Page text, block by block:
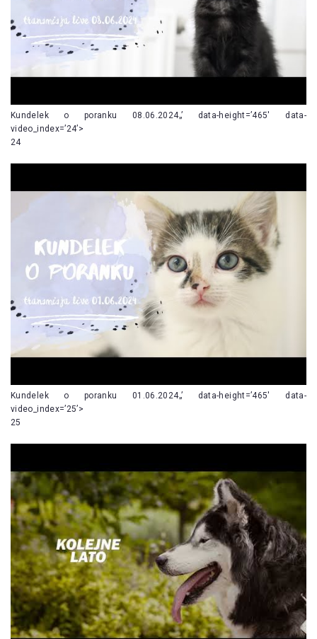
Kundelek o poranku 08.06.2024„’ data-height=’465′ data-
video_index=’24’>
24
Kundelek o poranku 01.06.2024„’ data-height=’465′ data-
video_index=’25’>
25